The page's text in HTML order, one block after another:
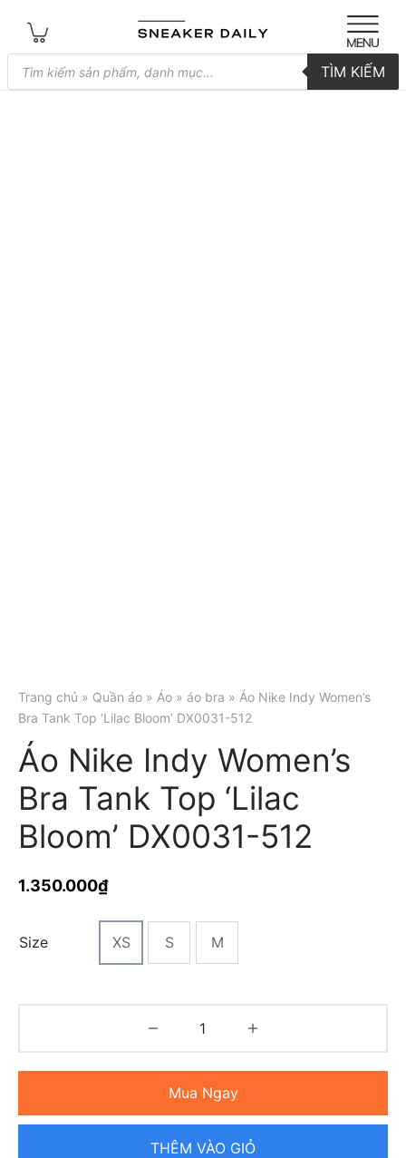
Tìm
kiếm
sản
TÌM KIẾM
Trang chủ » Quần áo » Áo » áo bra » Áo Nike Indy Women’s
Bra Tank Top ‘Lilac Bloom’ DX0031-512
Áo Nike Indy Women’s
Bra Tank Top ‘Lilac
Bloom’ DX0031-512
1.350.000₫
Size XS S M
Mua Ngay
THÊM VÀO GIỎ